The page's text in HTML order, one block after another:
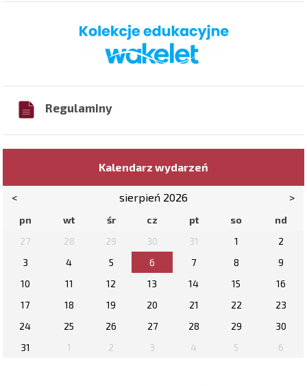
Regulaminy
Kalendarz wydarzeń
< sierpień 2026 >
pn wt śr cz pt so
nd
27
28 29 30 31 1
2
3
4 5 6 7 8
9
10
11 12 13 14 15
16
17
18 19 20 21 22
23
24
25 26 27 28 29
30
31
1 2 3 4 5 6